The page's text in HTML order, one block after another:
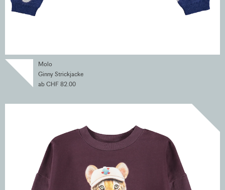
Molo
Ginny Strickjacke
ab CHF 82.00